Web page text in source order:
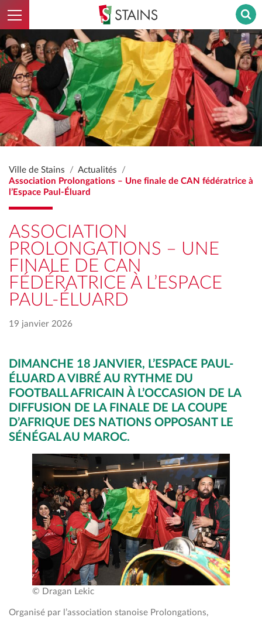
Ouvrir le menu Stains - Retour à l'accueil
Ville de Stains
Actualités
Association Prolongations – Une finale de CAN fédératrice à
l’Espace Paul-Éluard
ASSOCIATION
PROLONGATIONS – UNE
FINALE DE CAN
FÉDÉRATRICE À L’ESPACE
PAUL-ÉLUARD
19 janvier 2026
DIMANCHE 18 JANVIER, L’ESPACE PAUL-
ÉLUARD A VIBRÉ AU RYTHME DU
FOOTBALL AFRICAIN À L’OCCASION DE LA
DIFFUSION DE LA FINALE DE LA COUPE
D’AFRIQUE DES NATIONS OPPOSANT LE
SÉNÉGAL AU MAROC.
© Dragan Lekic
Organisé par l’association stanoise Prolongations,